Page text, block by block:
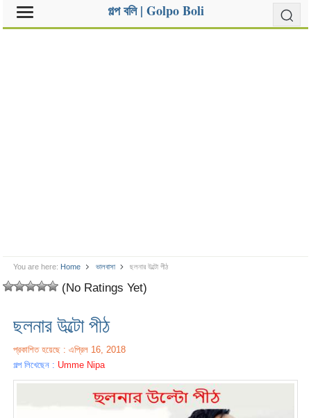
গল্প বলি | Golpo Boli
You are here: Home ভালবাসা ছলনার উল্টো পীঠ
(No Ratings Yet)
ছলনার উল্টো পীঠ
প্রকাশিত হয়েছে : এপ্রিল 16, 2018
গল্প লিখেছেন : Umme Nipa